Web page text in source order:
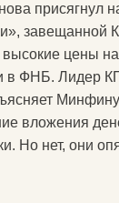
присягнул
завещанной
высокие цены
в ФНБ. Лидер
вложения
Но нет, они